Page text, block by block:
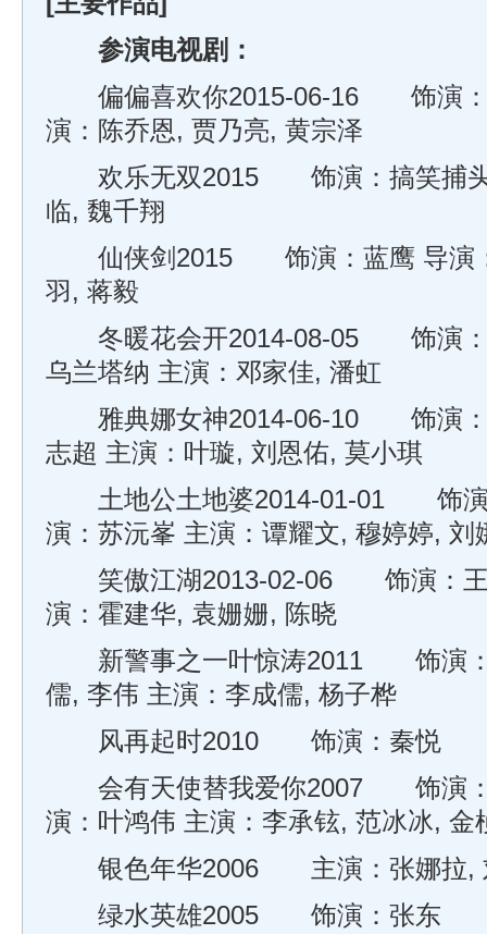
参演电视剧：
偏偏喜欢你2015-06-16 饰演：
演：陈乔恩, 贾乃亮, 黄宗泽
欢乐无双2015 饰演：搞笑捕头
临, 魏千翔
仙侠剑2015 饰演：蓝鹰 导演：
羽, 蒋毅
冬暖花会开2014-08-05 饰演：
乌兰塔纳 主演：邓家佳, 潘虹
雅典娜女神2014-06-10 饰演：
志超 主演：叶璇, 刘恩佑, 莫小琪
土地公土地婆2014-01-01 饰演
演：苏沅峯 主演：谭耀文, 穆婷婷, 刘
笑傲江湖2013-02-06 饰演：王
演：霍建华, 袁姗姗, 陈晓
新警事之一叶惊涛2011 饰演：
儒, 李伟 主演：李成儒, 杨子桦
风再起时2010 饰演：秦悦
会有天使替我爱你2007 饰演：
演：叶鸿伟 主演：李承铉, 范冰冰, 金
银色年华2006 主演：张娜拉,
绿水英雄2005 饰演：张东